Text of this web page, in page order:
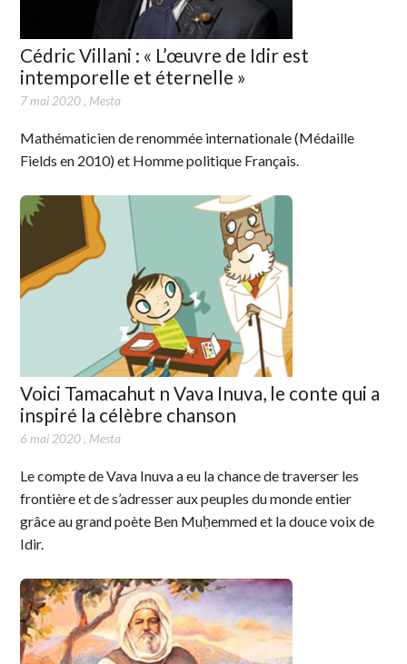
Cédric Villani : « L’œuvre de Idir est
intemporelle et éternelle »
7 mai 2020, Mesta
Mathématicien de renommée internationale (Médaille
Fields en 2010) et Homme politique Français.
Voici Tamacahut n Vava Inuva, le conte qui a
inspiré la célèbre chanson
6 mai 2020, Mesta
Le compte de Vava Inuva a eu la chance de traverser les
frontière et de s’adresser aux peuples du monde entier
grâce au grand poète Ben Muḥemmed et la douce voix de
Idir.